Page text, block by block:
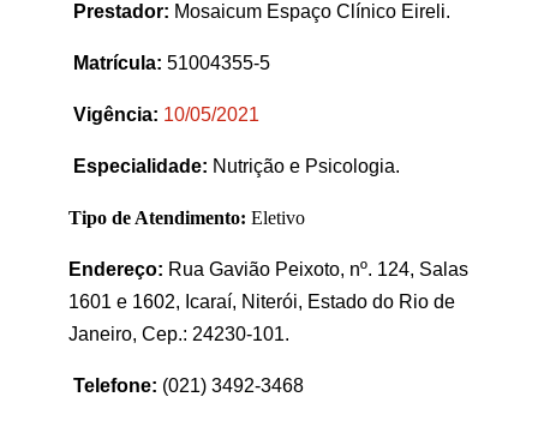
Prestador: Mosaicum Espaço Clínico Eireli.
Matrícula: 51004355-5
Vigência: 10/05/2021
Especialidade: Nutrição e Psicologia.
Tipo de Atendimento: Eletivo
Endereço: Rua Gavião Peixoto, nº. 124, Salas
1601 e 1602, Icaraí, Niterói, Estado do Rio de
Janeiro, Cep.: 24230-101.
Telefone: (021) 3492-3468